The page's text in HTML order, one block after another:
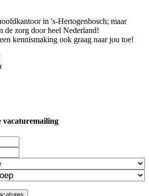
in 's-Hertogenbosch; maar
de zorg door heel Nederland!
kennismaking ook graag naar jou toe!
vacaturemailing